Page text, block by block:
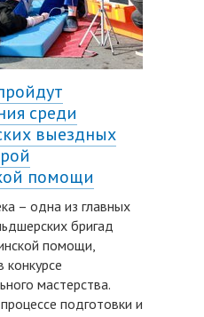
среди
выездных
помощи
– одна из главных
бригад
помощи,
конкурсе
мастерства.
подготовки и